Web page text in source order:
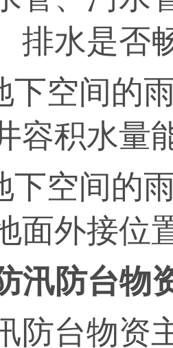
排水是否
间的雨
容积水
间的雨
面外接位
防台物
台物资主